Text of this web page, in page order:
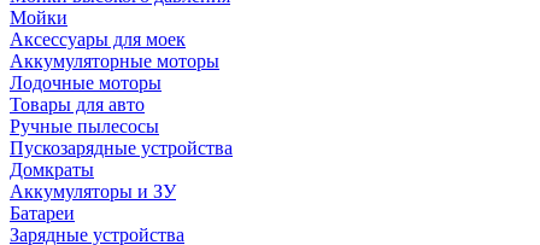
Мойки
Аксессуары для моек
Аккумуляторные моторы
Лодочные моторы
Товары для авто
Ручные пылесосы
Пускозарядные устройства
Домкраты
Аккумуляторы и ЗУ
Батареи
Зарядные устройства